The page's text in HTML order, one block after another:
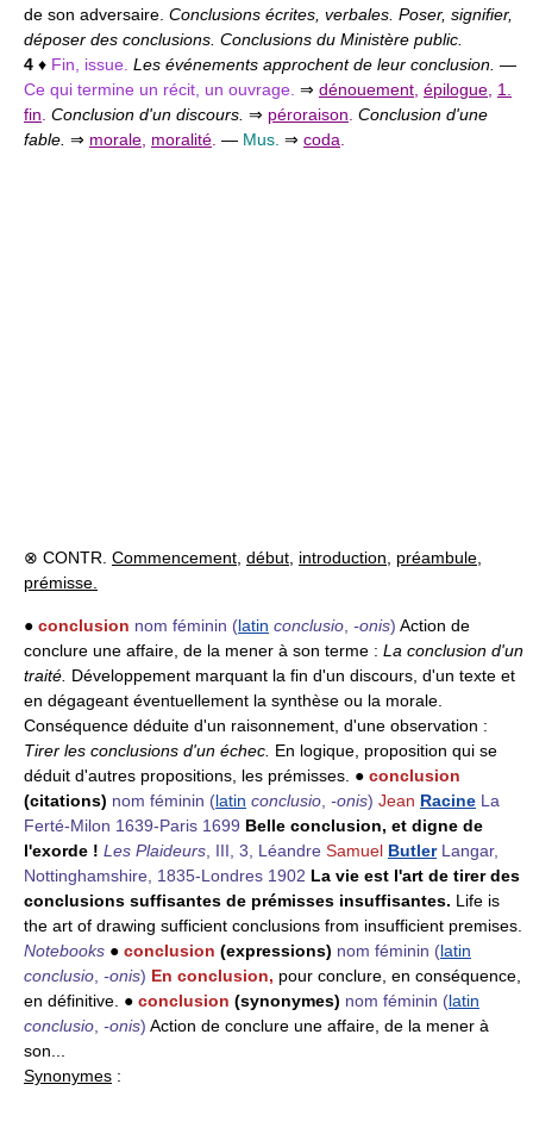
de son adversaire. Conclusions écrites, verbales. Poser, signifier,
déposer des conclusions. Conclusions du Ministère public.
4 ♦ Fin, issue. Les événements approchent de leur conclusion. —
Ce qui termine un récit, un ouvrage. ⇒ dénouement épilogue 1.
fin Conclusion d'un discours. ⇒ péroraison Conclusion d'une
fable. ⇒ morale moralité — Mus. ⇒ coda
⊗ CONTR. Commencement début introduction préambule
prémisse.
● conclusion nom féminin (latin conclusio -onis) Action de
conclure une affaire, de la mener à son terme : La conclusion d'un
traité. Développement marquant la fin d'un discours, d'un texte et
en dégageant éventuellement la synthèse ou la morale.
Conséquence déduite d'un raisonnement, d'une observation :
Tirer les conclusions d'un échec. En logique, proposition qui se
déduit d'autres propositions, les prémisses. ● conclusion
(citations) nom féminin (latin conclusio -onis) Jean Racine La
Ferté-Milon 1639-Paris 1699 Belle conclusion, et digne de
l'exorde ! Les Plaideurs , III, 3, Léandre Samuel Butler Langar,
Nottinghamshire, 1835-Londres 1902 La vie est l'art de tirer des
conclusions suffisantes de prémisses insuffisantes. Life is
the art of drawing sufficient conclusions from insufficient premises.
Notebooks ● conclusion (expressions) nom féminin (latin
conclusio -onis) En conclusion, pour conclure, en conséquence,
en définitive. ● conclusion (synonymes) nom féminin (latin
conclusio -onis) Action de conclure une affaire, de la mener à
son...
Synonymes :